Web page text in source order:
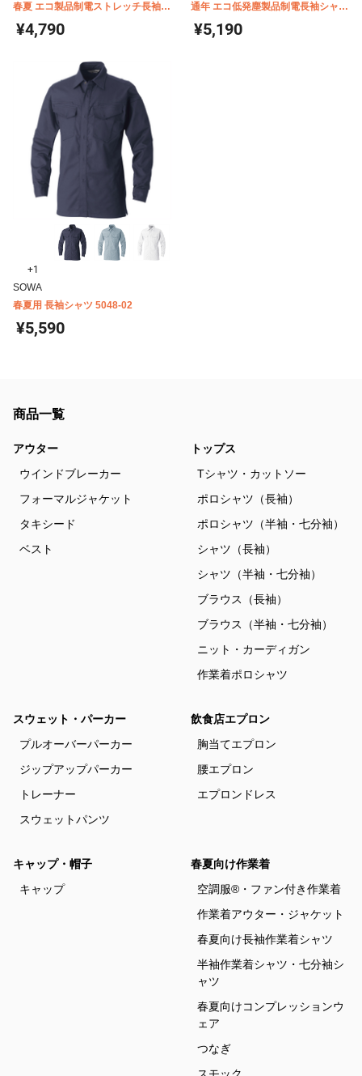
春夏 エコ製品制電ストレッチ長袖シ
ャツ 87604
¥4,790
通年 エコ低発塵製品制電長袖シャツ
84304
¥5,190
+1
SOWA
春夏用 長袖シャツ 5048-02
¥5,590
商品一覧
アウター
ウインドブレーカー
フォーマルジャケット
タキシード
ベスト
トップス
Tシャツ・カットソー
ポロシャツ（長袖）
ポロシャツ（半袖・七分袖）
シャツ（長袖）
シャツ（半袖・七分袖）
ブラウス（長袖）
ブラウス（半袖・七分袖）
ニット・カーディガン
作業着ポロシャツ
スウェット・パーカー
プルオーバーパーカー
ジップアップパーカー
トレーナー
スウェットパンツ
飲食店エプロン
胸当てエプロン
腰エプロン
エプロンドレス
キャップ・帽子
キャップ
春夏向け作業着
空調服®・ファン付き作業着
作業着アウター・ジャケット
春夏向け長袖作業着シャツ
半袖作業着シャツ・七分袖シ
ャツ
春夏向けコンプレッションウ
ェア
つなぎ